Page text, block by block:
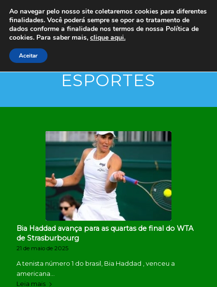
ESPORTES
Bia Haddad avança para as quartas de final do WTA
de Strasburbourg
21 de maio de 2025
A tenista número 1 do brasil, Bia Haddad , venceu a
americana…
Leia mais
Ao navegar pelo nosso site coletaremos cookies para diferentes
finalidades. Você poderá sempre se opor ao tratamento de
dados conforme a finalidade nos termos de nossa Política de
cookies. Para saber mais, clique aqui.
Aceitar